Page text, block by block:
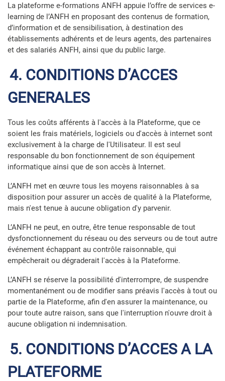
La plateforme e-formations ANFH appuie l’offre de services e-
learning de l’ANFH en proposant des contenus de formation,
d’information et de sensibilisation, à destination des
établissements adhérents et de leurs agents, des partenaires
et des salariés ANFH, ainsi que du public large.
4. CONDITIONS D’ACCES
GENERALES
Tous les coûts afférents à l'accès à la Plateforme, que ce
soient les frais matériels, logiciels ou d'accès à internet sont
exclusivement à la charge de l'Utilisateur. Il est seul
responsable du bon fonctionnement de son équipement
informatique ainsi que de son accès à Internet.
L’ANFH met en œuvre tous les moyens raisonnables à sa
disposition pour assurer un accès de qualité à la Plateforme,
mais n'est tenue à aucune obligation d'y parvenir.
L’ANFH ne peut, en outre, être tenue responsable de tout
dysfonctionnement du réseau ou des serveurs ou de tout autre
événement échappant au contrôle raisonnable, qui
empêcherait ou dégraderait l'accès à la Plateforme.
L’ANFH se réserve la possibilité d'interrompre, de suspendre
momentanément ou de modifier sans préavis l'accès à tout ou
partie de la Plateforme, afin d'en assurer la maintenance, ou
pour toute autre raison, sans que l'interruption n'ouvre droit à
aucune obligation ni indemnisation.
5. CONDITIONS D’ACCES A LA
PLATEFORME